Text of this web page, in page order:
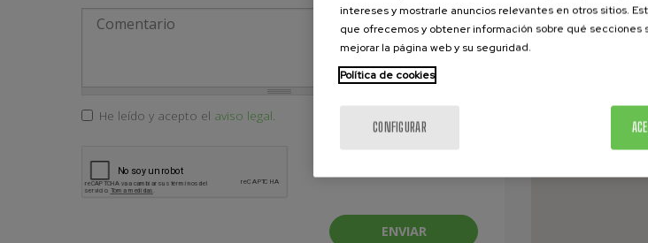
Comentario
Acepto*
He leído y acepto el aviso legal
ENVIAR
intereses y mostrarle anuncios relevantes en otros sitios.
que ofrecemos y obtener información sobre qué
mejorar la página web y su seguridad.
Política de cookies
CONFIGURAR